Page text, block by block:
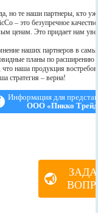
но те наши партнеры, кто
– это безупречное
ценам. Это придает нам
наших партнеров в
планы по расширению
наша продукция
стратегия – верна!
Информация для
ООО «Пикко